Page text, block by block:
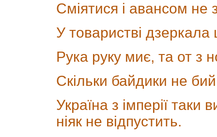
Сміятися і авансом не
У товаристві
Рука руку миє, та от з
Скільки байдики не
Україна з імперії таки
ніяк не відпустить.